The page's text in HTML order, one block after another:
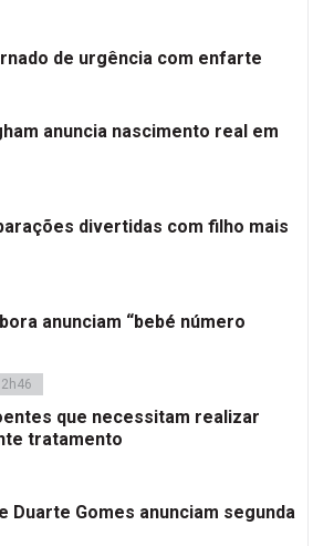
de urgência com enfarte
anuncia nascimento real em
divertidas com filho mais
anunciam “bebé número
que necessitam realizar
tratamento
Duarte Gomes anunciam segunda